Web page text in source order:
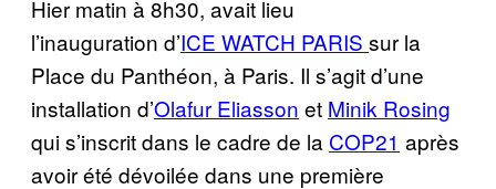
Hier matin à 8h30, avait lieu
l’inauguration d’ICE WATCH PARIS sur la
Place du Panthéon, à Paris. Il s’agit d’une
installation d’Olafur Eliasson et Minik Rosing
qui s’inscrit dans le cadre de la COP21 après
avoir été dévoilée dans une première